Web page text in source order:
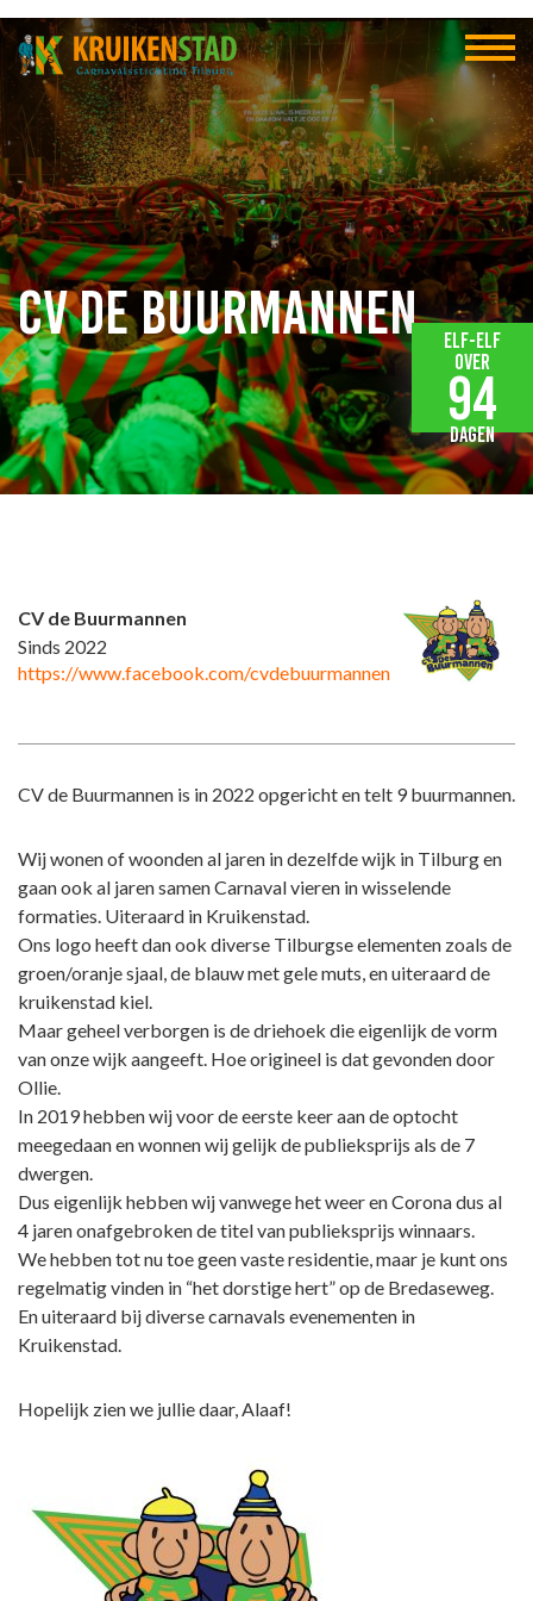
CV de Buurmannen
CV de Buurmannen
Sinds 2022
https://www.facebook.com/cvdebuurmannen
CV de Buurmannen is in 2022 opgericht en telt 9 buurmannen.
Wij wonen of woonden al jaren in dezelfde wijk in Tilburg en
gaan ook al jaren samen Carnaval vieren in wisselende
formaties. Uiteraard in Kruikenstad.
Ons logo heeft dan ook diverse Tilburgse elementen zoals de
groen/oranje sjaal, de blauw met gele muts, en uiteraard de
kruikenstad kiel.
Maar geheel verborgen is de driehoek die eigenlijk de vorm
van onze wijk aangeeft. Hoe origineel is dat gevonden door
Ollie.
In 2019 hebben wij voor de eerste keer aan de optocht
meegedaan en wonnen wij gelijk de publieksprijs als de 7
dwergen.
Dus eigenlijk hebben wij vanwege het weer en Corona dus al
4 jaren onafgebroken de titel van publieksprijs winnaars.
We hebben tot nu toe geen vaste residentie, maar je kunt ons
regelmatig vinden in “het dorstige hert” op de Bredaseweg.
En uiteraard bij diverse carnavals evenementen in
Kruikenstad.
Hopelijk zien we jullie daar, Alaaf!
Elf-elf
over
94
dagen